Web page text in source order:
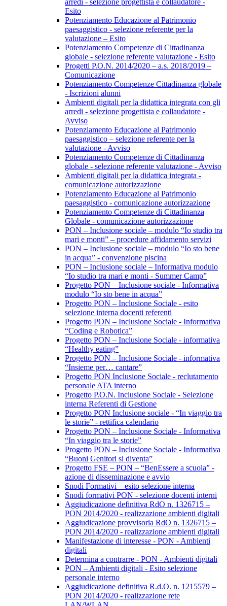
arredi - selezione progettista e collaudatore -
Esito
Potenziamento Educazione al Patrimonio
paesaggistico - selezione referente per la
valutazione – Esito
Potenziamento Competenze di Cittadinanza
globale - selezione referente valutazione - Esito
Progetti P.O.N. 2014/2020 – a.s. 2018/2019 –
Comunicazione
Potenziamento Competenze Cittadinanza globale
- Iscrizioni alunni
Ambienti digitali per la didattica integrata con gli
arredi - selezione progettista e collaudatore -
Avviso
Potenziamento Educazione al Patrimonio
paesaggistico – selezione referente per la
valutazione - Avviso
Potenziamento Competenze di Cittadinanza
globale - selezione referente valutazione - Avviso
Ambienti digitali per la didattica integrata -
comunicazione autorizzazione
Potenziamento Educazione al Patrimonio
paesaggistico - comunicazione autorizzazione
Potenziamento Competenze di Cittadinanza
Globale - comunicazione autorizzazione
PON – Inclusione sociale – modulo “Io studio tra
mari e monti” – procedure affidamento servizi
PON – Inclusione sociale – modulo “Io sto bene
in acqua” - convenzione piscina
PON – Inclusione sociale – Informativa modulo
“Io studio tra mari e monti - Summer Camp”
Progetto PON – Inclusione sociale - Informativa
modulo “Io sto bene in acqua”
Progetto PON – Inclusione Sociale - esito
selezione interna docenti referenti
Progetto PON – Inclusione Sociale - Informativa
“Coding e Robotica”
Progetto PON – Inclusione Sociale - informativa
“Healthy eating”
Progetto PON – Inclusione Sociale - informativa
“Insieme per… cantare”
Progetto PON Inclusione Sociale - reclutamento
personale ATA interno
Progetto P.O.N. Inclusione Sociale - Selezione
interna Referenti di Gestione
Progetto PON Inclusione sociale - “In viaggio tra
le storie” - rettifica calendario
Progetto PON – Inclusione Sociale - Informativa
“In viaggio tra le storie”
Progetto PON – Inclusione Sociale - Informativa
“Buoni Genitori si diventa”
Progetto FSE – PON – “BenEssere a scuola” -
azione di disseminazione e avvio
Snodi Formativi – esito selezione interna
Snodi formativi PON - selezione docenti interni
Aggiudicazione definitiva RdO n. 1326715 –
PON 2014/2020 - realizzazione ambienti digitali
Aggiudicazione provvisoria RdO n. 1326715 –
PON 2014/2020 - realizzazione ambienti digitali
Manifestazione di interesse - PON - Ambienti
digitali
Determina a contrarre - PON - Ambienti digitali
PON – Ambienti digitali - Esito selezione
personale interno
Aggiudicazione definitiva R.d.O. n. 1215579 –
PON 2014/2020 - realizzazione rete